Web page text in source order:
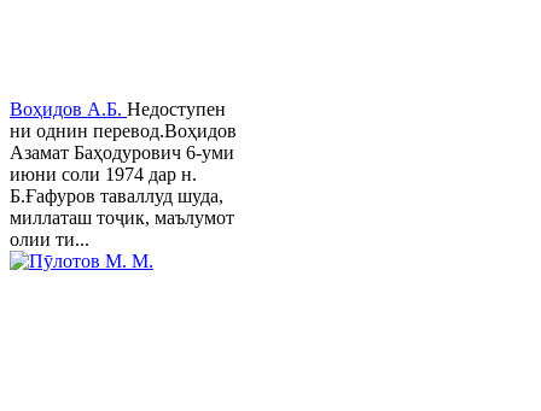
Воҳидов А.Б. Недоступен
ни однин перевод.Воҳидов
Азамат Баҳодурович 6-уми
июни соли 1974 дар н.
Б.Ғафуров таваллуд шуда,
миллаташ тоҷик, маълумот
олии ти...